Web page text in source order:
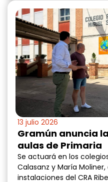
13 julio 2026
Gramún anuncia
aulas de Primaria
Se actuará en los
Calasanz y María
instalaciones del CRA